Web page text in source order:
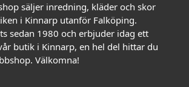
säljer inredning, kläder och skor
i Kinnarp utanför Falköping.
sedan 1980 och erbjuder idag ett
butik i Kinnarp, en hel del hittar du
Välkomna!